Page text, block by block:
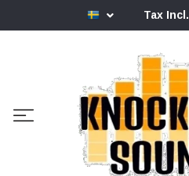
Tax Incl.